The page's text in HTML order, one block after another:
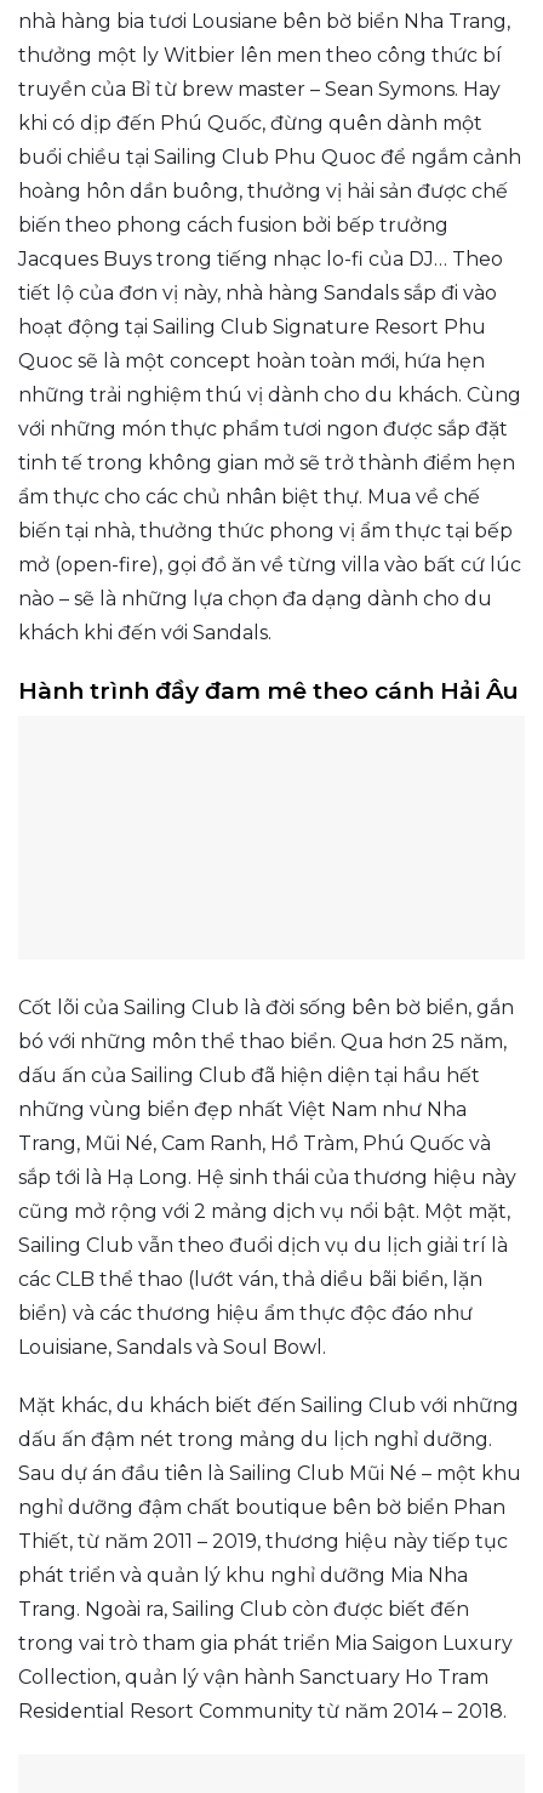
nhà hàng bia tươi Lousiane bên bờ biển Nha Trang,
thưởng một ly Witbier lên men theo công thức bí
truyền của Bỉ từ brew master – Sean Symons. Hay
khi có dịp đến Phú Quốc, đừng quên dành một
buổi chiều tại Sailing Club Phu Quoc để ngắm cảnh
hoàng hôn dần buông, thưởng vị hải sản được chế
biến theo phong cách fusion bởi bếp trưởng
Jacques Buys trong tiếng nhạc lo-fi của DJ… Theo
tiết lộ của đơn vị này, nhà hàng Sandals sắp đi vào
hoạt động tại Sailing Club Signature Resort Phu
Quoc sẽ là một concept hoàn toàn mới, hứa hẹn
những trải nghiệm thú vị dành cho du khách. Cùng
với những món thực phẩm tươi ngon được sắp đặt
tinh tế trong không gian mở sẽ trở thành điểm hẹn
ẩm thực cho các chủ nhân biệt thự. Mua về chế
biến tại nhà, thưởng thức phong vị ẩm thực tại bếp
mở (open-fire), gọi đồ ăn về từng villa vào bất cứ lúc
nào – sẽ là những lựa chọn đa dạng dành cho du
khách khi đến với Sandals.
Hành trình đầy đam mê theo cánh Hải Âu
Cốt lõi của Sailing Club là đời sống bên bờ biển, gắn
bó với những môn thể thao biển. Qua hơn 25 năm,
dấu ấn của Sailing Club đã hiện diện tại hầu hết
những vùng biển đẹp nhất Việt Nam như Nha
Trang, Mũi Né, Cam Ranh, Hồ Tràm, Phú Quốc và
sắp tới là Hạ Long. Hệ sinh thái của thương hiệu này
cũng mở rộng với 2 mảng dịch vụ nổi bật. Một mặt,
Sailing Club vẫn theo đuổi dịch vụ du lịch giải trí là
các CLB thể thao (lướt ván, thả diều bãi biển, lặn
biển) và các thương hiệu ẩm thực độc đáo như
Louisiane, Sandals và Soul Bowl.
Mặt khác, du khách biết đến Sailing Club với những
dấu ấn đậm nét trong mảng du lịch nghỉ dưỡng.
Sau dự án đầu tiên là Sailing Club Mũi Né – một khu
nghỉ dưỡng đậm chất boutique bên bờ biển Phan
Thiết, từ năm 2011 – 2019, thương hiệu này tiếp tục
phát triển và quản lý khu nghỉ dưỡng Mia Nha
Trang. Ngoài ra, Sailing Club còn được biết đến
trong vai trò tham gia phát triển Mia Saigon Luxury
Collection, quản lý vận hành Sanctuary Ho Tram
Residential Resort Community từ năm 2014 – 2018.